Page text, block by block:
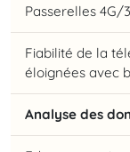
Passerelles 4G/
Fiabilité de la
éloignées avec
Analyse des